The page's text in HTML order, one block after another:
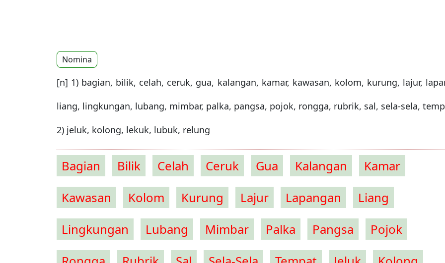
Nomina
[n] 1) bagian, bilik, celah, ceruk, gua, kalangan, kamar, kawasan, kolom, kurung, lajur,
liang, lingkungan, lubang, mimbar, palka, pangsa, pojok, rongga, rubrik, sal, sela-sela,
2) jeluk, kolong, lekuk, lubuk, relung
Bagian Bilik Celah Ceruk Gua Kalangan
Kamar
Kawasan
Kolom Kurung Lajur Lapangan
Liang
Lingkungan
Lubang Mimbar Palka Pangsa
Pojok